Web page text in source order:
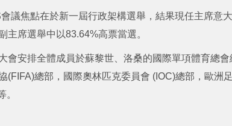
議焦點在於新一屆行政架構選舉，結果現任主席意
主席選舉中以83.64%高票當選。
會安排全體成員於蘇黎世、洛桑的國際單項體育總
(FIFA)總部，國際奧林匹克委員會 (IOC)總部，歐洲
。